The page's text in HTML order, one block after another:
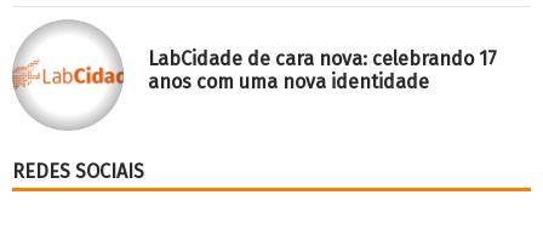
LabCidade de cara nova: celebrando 17
anos com uma nova identidade
REDES SOCIAIS